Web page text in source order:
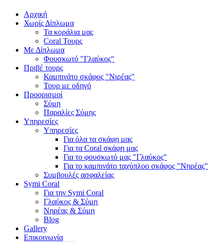
Αρχική
Χωρίς Δίπλωμα
Τα κοράλια μας
Coral Τουρς
Mε Δίπλωμα
Φουσκωτό "Γλαύκος"
Πριβέ τουρς
Καμπινάτο σκάφος "Νιρέας"
Τουρ με οδηγό
Προορισμοί
Σύμη
Παραλίες Σύμης
Υπηρεσίες
Υπηρεσίες
Για όλα τα σκάφη μας
Για τα Coral σκάφη μας
Για το φουσκωτό μας "Γλαύκος"
Για το καμπινάτο ταχύπλοο σκάφος "Νηρέας"
Συμβουλές ασφαλείας
Symi Coral
Για την Symi Coral
Γλαύκος & Σύμη
Νηρέας & Σύμη
Blog
Gallery
Επικοινωνία